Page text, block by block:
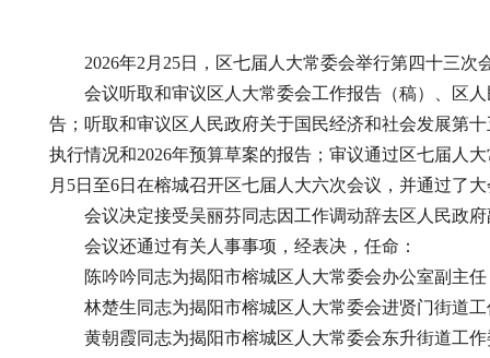
2026年2月25日，区七届人大常委会举行第四十三次
会议听取和审议区人大常委会工作报告（稿）、区人
告；听取和审议区人民政府关于国民经济和社会发展第
执行情况和2026年预算草案的报告；审议通过区七届人
月5日至6日在榕城召开区七届人大六次会议，并通过了
会议决定接受吴丽芬同志因工作调动辞去区人民政府
会议还通过有关人事事项，经表决，任命：
陈吟吟同志为揭阳市榕城区人大常委会办公室副主任
林楚生同志为揭阳市榕城区人大常委会进贤门街道工
黄朝霞同志为揭阳市榕城区人大常委会东升街道工作